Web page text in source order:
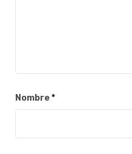
Nombre*